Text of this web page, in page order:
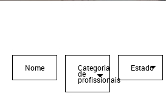
Categoria
de
profissionais
Estado